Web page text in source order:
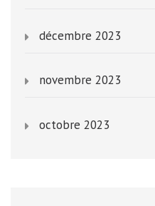
décembre 2023
novembre 2023
octobre 2023